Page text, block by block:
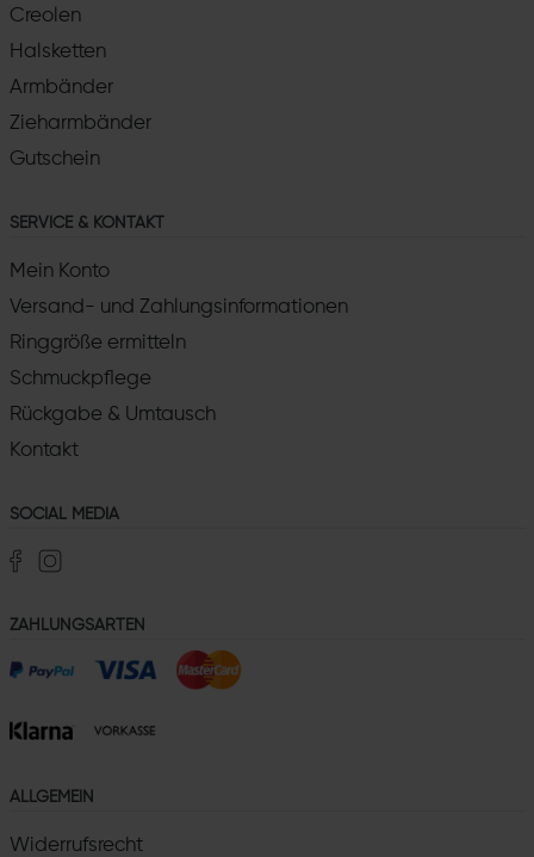
Creolen
Halsketten
Armbänder
Zieharmbänder
Gutschein
SERVICE & KONTAKT
Mein Konto
Versand- und Zahlungsinformationen
Ringgröße ermitteln
Schmuckpflege
Rückgabe & Umtausch
Kontakt
SOCIAL MEDIA
ZAHLUNGSARTEN
ALLGEMEIN
Widerrufsrecht